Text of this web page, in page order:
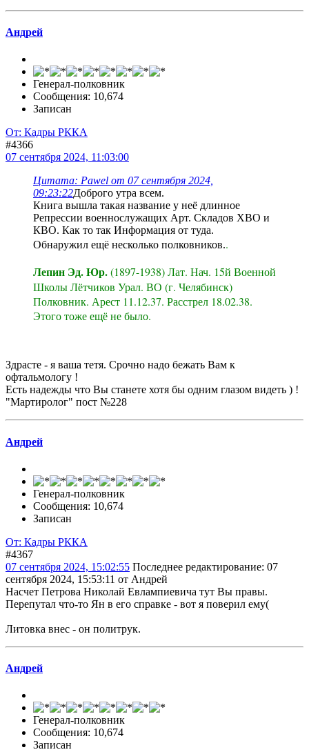
Андрей
Генерал-полковник
Сообщения: 10,674
Записан
От: Кадры РККА
#4366
07 сентября 2024, 11:03:00
Цитата: Pawel от 07 сентября 2024,
09:23:22Доброго утра всем.
Книга вышла такая название у неё длинное
Репрессии военнослужащих Арт. Складов ХВО и
КВО. Как то так Информация от туда.
Обнаружил ещё несколько полковников..
Лепин Эд. Юр.(1897-1938) Лат. Нач. 15й Военной
Школы Лётчиков Урал. ВО (г. Челябинск)
Полковник. Арест 11.12.37. Расстрел 18.02.38.
Этого тоже ещё не было.
Здрасте - я ваша тетя. Срочно надо бежать Вам к
офтальмологу !
Есть надежды что Вы станете хотя бы одним глазом видеть ) !
"Мартиролог" пост №228
Андрей
Генерал-полковник
Сообщения: 10,674
Записан
От: Кадры РККА
#4367
07 сентября 2024, 15:02:55 Последнее редактирование: 07
сентября 2024, 15:53:11 от Андрей
Насчет Петрова Николай Евлампиевича тут Вы правы.
Перепутал что-то Ян в его справке - вот я поверил ему(
Литовка внес - он политрук.
Андрей
Генерал-полковник
Сообщения: 10,674
Записан